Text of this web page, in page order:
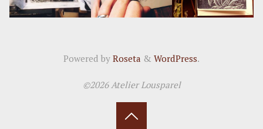
Powered by Roseta & WordPress.
©2026 Atelier Lousparel